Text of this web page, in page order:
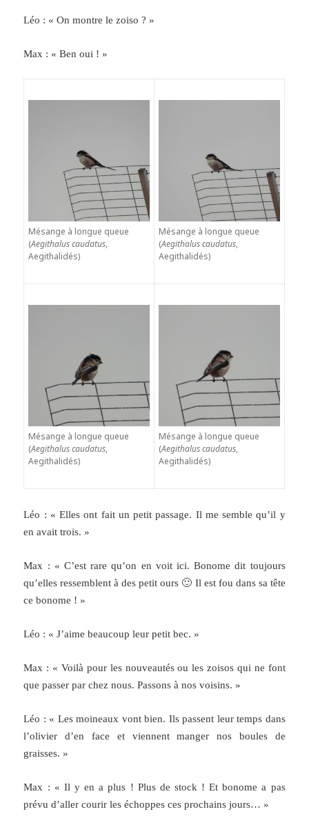
Léo : « On montre le zoiso ? »
Max : « Ben oui ! »
Mésange à longue queue
(Aegithalus caudatus,
Aegithalidés)
Mésange à longue queue
(Aegithalus caudatus,
Aegithalidés)
Mésange à longue queue
(Aegithalus caudatus,
Aegithalidés)
Mésange à longue queue
(Aegithalus caudatus,
Aegithalidés)
Léo : « Elles ont fait un petit passage. Il me semble qu’il y
en avait trois. »
Max : « C’est rare qu’on en voit ici. Bonome dit toujours
qu’elles ressemblent à des petit ours 🙂 Il est fou dans sa tête
ce bonome ! »
Léo : « J’aime beaucoup leur petit bec. »
Max : « Voilà pour les nouveautés ou les zoisos qui ne font
que passer par chez nous. Passons à nos voisins. »
Léo : « Les moineaux vont bien. Ils passent leur temps dans
l’olivier d’en face et viennent manger nos boules de
graisses. »
Max : « Il y en a plus ! Plus de stock ! Et bonome a pas
prévu d’aller courir les échoppes ces prochains jours… »